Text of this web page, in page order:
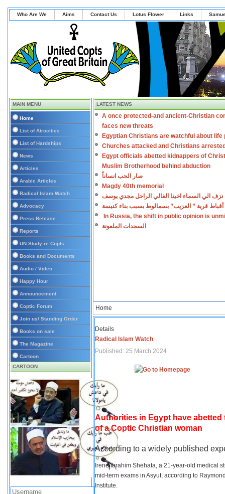
Who Are We Aims Contact Us Lotus Flower Links
MAIN MENU
Home
List of Atrocities
List of Hardships
News
Articles
Arabic Articles
Radical Islam Watch
Advocacy
Press Release
Reports
UN Study re Copts
Books and Documents
Audio / Video
Happy Hour
Announcement
Coptic Forum
Join us/ Standing Order
Books on sale
The Magazine
Cartoon
CARTOON
LATEST NEWS
A once protected-and ancient-Christian
faces new threats
Egyptian Christians are watchful about life
Churches attacked and Christians
Egypt officials abetted kidnappers of
Muslim Brotherhood behind abduction
صار الحب انساناً
Magdy 40th memorial
نزف الي السماء اخينا الغالي الراحل مجدي يوسف
أقباط قرية ” العزيب” بسمالوط بسبب بناء كنيسة
In Russia, the shift in public opinion is
السجدات الملعونة
Home
Details
Radical Islam Watch
Published: 25 March 2024
Authorities in Egypt have
of a Coptic Christian woman
According to a widely published
Irene Ibrahim Shehata, a 21-year-old medical
mid-term exams in Asyut, according to
Institute.